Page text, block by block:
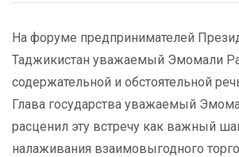
На форуме предпринимателей
Таджикистан уважаемый Эмомали
содержательной и обстоятельной
Глава государства уважаемый
расценил эту встречу как важный
налаживания взаимовыгодного